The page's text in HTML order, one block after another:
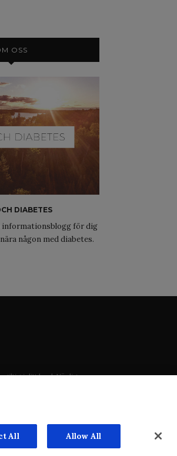
OSS
DIABETES
för dig
någon med diabetes.
giltig i ditt land. Vänligen
i landet där du bor.
för innehållet på externa
säljer utrymme till
All Allow All